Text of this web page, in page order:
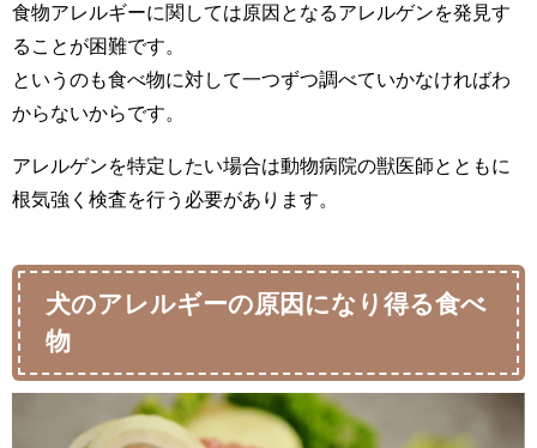
食物アレルギーに関しては原因となるアレルゲンを発見す
ることが困難です。
というのも食べ物に対して一つずつ調べていかなければわ
からないからです。
アレルゲンを特定したい場合は動物病院の獣医師とともに
根気強く検査を行う必要があります。
犬のアレルギーの原因になり得る食べ
物